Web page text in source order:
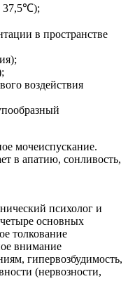
37,5℃);
в пространстве
воздействия
мочеиспускание.
в апатию, сонливость,
психолог и
основных
толкование
внимание
гипервозбудимость,
(нервозности,